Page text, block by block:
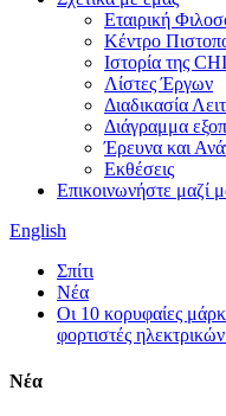
Εταιρική
Κέντρο
Ιστορία της
Λίστες Έργων
Διαδικασία
Διάγραμμα
Έρευνα και
Εκθέσεις
Επικοινωνήστε μαζί
English
Σπίτι
Νέα
Οι 10 κορυφαίες
φορτιστές
Νέα